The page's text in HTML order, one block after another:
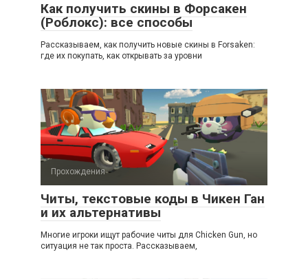
Как получить скины в Форсакен
(Роблокс): все способы
Рассказываем, как получить новые скины в Forsaken:
где их покупать, как открывать за уровни
Прохождения
Читы, текстовые коды в Чикен Ган
и их альтернативы
Многие игроки ищут рабочие читы для Chicken Gun, но
ситуация не так проста. Рассказываем,